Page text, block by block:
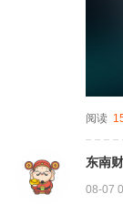
阅读
东南
08-07